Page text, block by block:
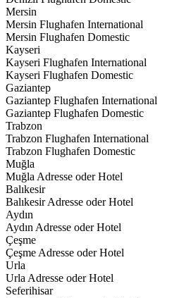
Mersin
Mersin Flughafen International
Mersin Flughafen Domestic
Kayseri
Kayseri Flughafen International
Kayseri Flughafen Domestic
Gaziantep
Gaziantep Flughafen International
Gaziantep Flughafen Domestic
Trabzon
Trabzon Flughafen International
Trabzon Flughafen Domestic
Muğla
Muğla Adresse oder Hotel
Balıkesir
Balıkesir Adresse oder Hotel
Aydın
Aydın Adresse oder Hotel
Çeşme
Çeşme Adresse oder Hotel
Urla
Urla Adresse oder Hotel
Seferihisar